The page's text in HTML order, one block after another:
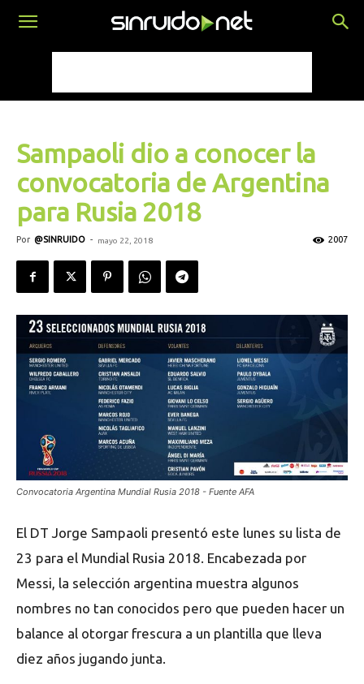
Sampaoli dio a conocer la
convocatoria de Argentina
para Rusia 2018
Por @SINRUIDO - mayo 22, 2018 2007
Convocatoria Argentina Mundial Rusia 2018 - Fuente AFA
El DT Jorge Sampaoli presentó este lunes su lista de
23 para el Mundial Rusia 2018. Encabezada por
Messi, la selección argentina muestra algunos
nombres no tan conocidos pero que pueden hacer un
balance al otorgar frescura a un plantilla que lleva
diez años jugando junta.